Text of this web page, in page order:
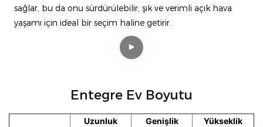
sağlar, bu da onu sürdürülebilir, şık ve verimli açık hava
yaşamı için ideal bir seçim haline getirir.
Entegre Ev Boyutu
Uzunluk Genişlik
Yükseklik